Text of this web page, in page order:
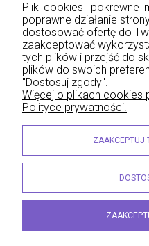
Wojciech Naja - Księgarnia Sądowa,
mail:
Styl graficzny
Pliki cookies i pokrewne
poprawne działanie
dostosować ofertę do
zaakceptować
tych plików i przejść do
plików do swoich
"Dostosuj zgody".
Więcej o plikach cookies
Polityce prywatności.
ZAAKCEPTUJ